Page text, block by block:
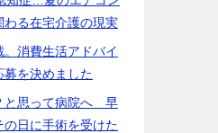
わる在宅介護の現実
。消費生活アドバイ
募を決めました
と思って病院へ 早
の日に手術を受けた